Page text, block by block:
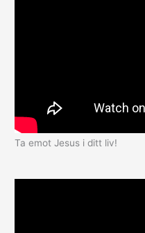
Ta emot Jesus i ditt liv!